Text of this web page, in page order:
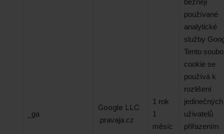
_ga
Google LLC
.pravaja.cz
1 rok
1
měsíc
běžněji
používané
analytické
služby
Tento
cookie se
používá k
rozlišení
jedinečných
uživatelů
přiřazením